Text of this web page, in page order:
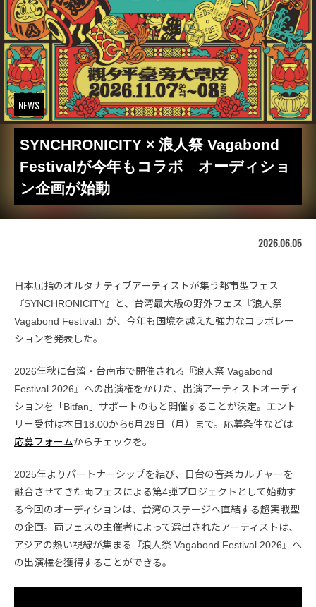
NEWS
SYNCHRONICITY × 浪人祭 Vagabond
Festivalが今年もコラボ オーディショ
ン企画が始動
2026.06.05
日本屈指のオルタナティブアーティストが集う都市型フェス
『SYNCHRONICITY』と、台湾最大級の野外フェス『浪人祭
Vagabond Festival』が、今年も国境を越えた強力なコラボレー
ションを発表した。
2026年秋に台湾・台南市で開催される『浪人祭 Vagabond
Festival 2026』への出演権をかけた、出演アーティストオーディ
ションを「Bitfan」サポートのもと開催することが決定。エント
リー受付は本日18:00から6月29日（月）まで。応募条件などは
応募フォームからチェックを。
2025年よりパートナーシップを結び、日台の音楽カルチャーを
融合させてきた両フェスによる第4弾プロジェクトとして始動す
る今回のオーディションは、台湾のステージへ直結する超実戦型
の企画。両フェスの主催者によって選出されたアーティストは、
アジアの熱い視線が集まる『浪人祭 Vagabond Festival 2026』へ
の出演権を獲得することができる。